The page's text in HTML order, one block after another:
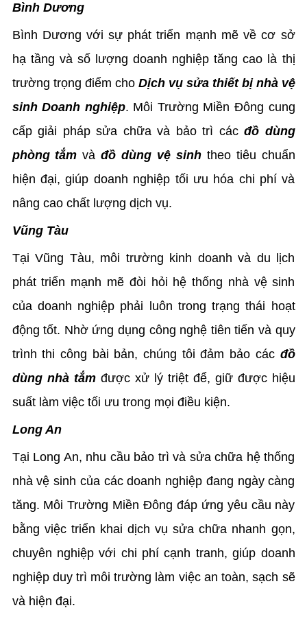
Bình Dương
Bình Dương với sự phát triển mạnh mẽ về cơ sở
hạ tầng và số lượng doanh nghiệp tăng cao là thị
trường trọng điểm cho Dịch vụ sửa thiết bị nhà vệ
sinh Doanh nghiệp. Môi Trường Miền Đông cung
cấp giải pháp sửa chữa và bảo trì các đồ dùng
phòng tắm vàđồ dùng vệ sinhtheo tiêu chuẩn
hiện đại, giúp doanh nghiệp tối ưu hóa chi phí và
nâng cao chất lượng dịch vụ.
Vũng Tàu
Tại Vũng Tàu, môi trường kinh doanh và du lịch
phát triển mạnh mẽ đòi hỏi hệ thống nhà vệ sinh
của doanh nghiệp phải luôn trong trạng thái hoạt
động tốt. Nhờ ứng dụng công nghệ tiên tiến và quy
trình thi công bài bản, chúng tôi đảm bảo các đồ
dùng nhà tắmđược xử lý triệt để, giữ được hiệu
suất làm việc tối ưu trong mọi điều kiện.
Long An
Tại Long An, nhu cầu bảo trì và sửa chữa hệ thống
nhà vệ sinh của các doanh nghiệp đang ngày càng
tăng. Môi Trường Miền Đông đáp ứng yêu cầu này
bằng việc triển khai dịch vụ sửa chữa nhanh gọn,
chuyên nghiệp với chi phí cạnh tranh, giúp doanh
nghiệp duy trì môi trường làm việc an toàn, sạch sẽ
và hiện đại.